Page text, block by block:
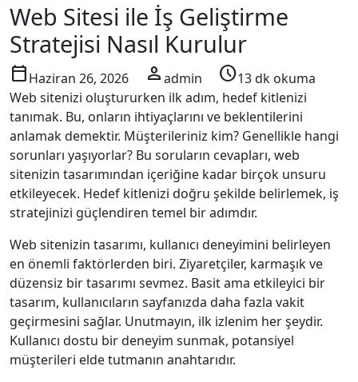
Web Sitesi ile İş Geliştirme
Stratejisi Nasıl Kurulur
calendar_todayHaziran 26, 2026 personadmin schedule13 dk okuma
Web sitenizi oluştururken ilk adım, hedef kitlenizi
tanımak. Bu, onların ihtiyaçlarını ve beklentilerini
anlamak demektir. Müşterileriniz kim? Genellikle hangi
sorunları yaşıyorlar? Bu soruların cevapları, web
sitenizin tasarımından içeriğine kadar birçok unsuru
etkileyecek. Hedef kitlenizi doğru şekilde belirlemek, iş
stratejinizi güçlendiren temel bir adımdır.
Web sitenizin tasarımı, kullanıcı deneyimini belirleyen
en önemli faktörlerden biri. Ziyaretçiler, karmaşık ve
düzensiz bir tasarımı sevmez. Basit ama etkileyici bir
tasarım, kullanıcıların sayfanızda daha fazla vakit
geçirmesini sağlar. Unutmayın, ilk izlenim her şeydir.
Kullanıcı dostu bir deneyim sunmak, potansiyel
müşterileri elde tutmanın anahtarıdır.